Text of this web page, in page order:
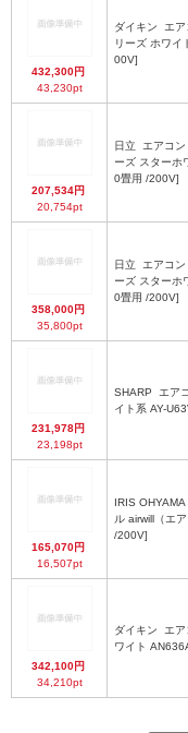
432,300円
43,230pt
ダイキン
リーズ ホワイ
00V]
207,534円
20,754pt
日立
ーズ スターホ
0畳用 /200V]
358,000円
35,800pt
日立
ーズ スターホ
0畳用 /200V]
231,978円
23,198pt
SHARP
イト系 AY-
165,070円
16,507pt
IRIS OHYAMA
ル airwill（エ
/200V]
342,100円
34,210pt
ダイキン
ワイト